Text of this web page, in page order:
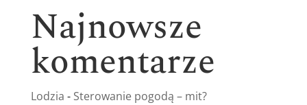
Najnowsze
komentarze
Lodzia - Sterowanie pogodą – mit?